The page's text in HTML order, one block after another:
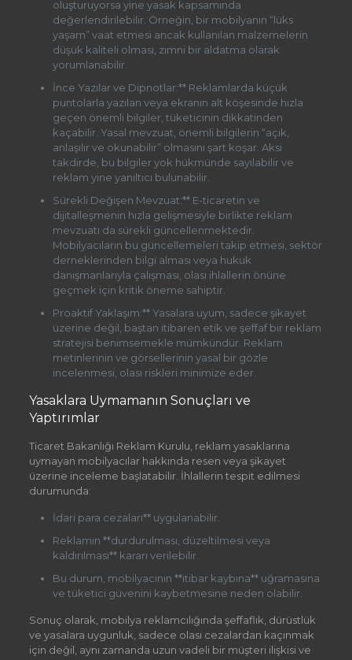
oluşturuyorsa yine yasak kapsamında
değerlendirilebilir. Örneğin, bir mobilyanın “lüks
yaşam” vaat etmesi ancak kullanılan malzemelerin
düşük kaliteli olması, zımni bir aldatma olarak
yorumlanabilir.
İnce Yazılar ve Dipnotlar:** Reklamlarda küçük
puntolarla yazılan veya ekranın alt köşesinde hızla
geçen önemli bilgiler, tüketicinin dikkatinden
kaçabilir. Yasal mevzuat, önemli bilgilerin “açık,
anlaşılır ve okunabilir” olmasını şart koşar. Aksi
takdirde, bu bilgiler yok hükmünde sayılabilir ve
reklam yine yanıltıcı bulunabilir.
Sürekli Değişen Mevzuat:** E-ticaretin ve
dijitalleşmenin hızla gelişmesiyle birlikte reklam
mevzuatı da sürekli güncellenmektedir.
Mobilyacıların bu güncellemeleri takip etmesi, sektör
derneklerinden bilgi alması veya hukuk
danışmanlarıyla çalışması, olası ihlallerin önüne
geçmek için kritik öneme sahiptir.
Proaktif Yaklaşım:** Yasalara uyum, sadece şikayet
üzerine değil, baştan itibaren etik ve şeffaf bir reklam
stratejisi benimsemekle mümkündür. Reklam
metinlerinin ve görsellerinin yasal bir gözle
incelenmesi, olası riskleri minimize eder.
Yasaklara Uymamanın Sonuçları ve
Yaptırımlar
Ticaret Bakanlığı Reklam Kurulu, reklam yasaklarına
uymayan mobilyacılar hakkında resen veya şikayet
üzerine inceleme başlatabilir. İhlallerin tespit edilmesi
durumunda:
İdari para cezaları** uygulanabilir.
Reklamın **durdurulması, düzeltilmesi veya
kaldırılması** kararı verilebilir.
Bu durum, mobilyacının **itibar kaybına** uğramasına
ve tüketici güvenini kaybetmesine neden olabilir.
Sonuç olarak, mobilya reklamcılığında şeffaflık, dürüstlük
ve yasalara uygunluk, sadece olası cezalardan kaçınmak
için değil, aynı zamanda uzun vadeli bir müşteri ilişkisi ve